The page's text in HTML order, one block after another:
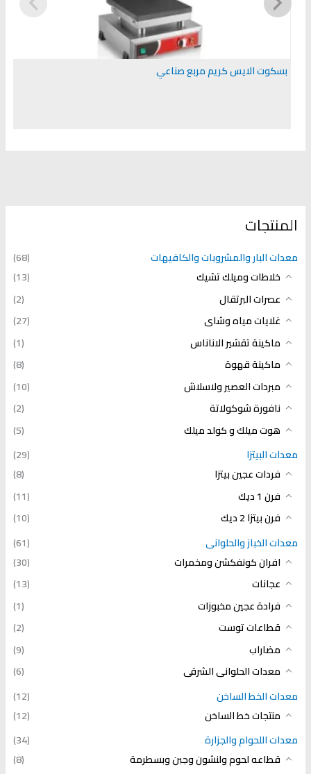
المنتجات
معدات البار والمشروبات والكافيهات
(68)
خلاطات وميلك تشيك
(13)
عصرات البرتقال
(2)
غلايات مياه وشاى
(27)
ماكينة تقشير الاناناس
(1)
ماكينة قهوة
(8)
مبردات العصير ولاسلاش
(10)
نافورة شوكولاتة
(2)
هوت ميلك و كولد ميلك
(5)
معدات البيتزا
(29)
فردات عجين بيتزا
(8)
فرن 1 ديك
(11)
فرن بيتزا 2 ديك
(10)
معدات الخباز والحلوانى
(61)
افران كونفكشن ومخمرات
(30)
عجانات
(13)
فرادة عجين مخبوزات
(1)
قطاعات توست
(2)
مضاراب
(9)
معدات الحلوانى الشرقى
(6)
معدات الخط الساخن
(12)
منتجات خط الساخن
(12)
معدات اللحوام والجزارة
(34)
قطاعه لحوم ولنشون وجبن وبسطرمة
(8)
بسكوت الايس كريم مربع صناعي